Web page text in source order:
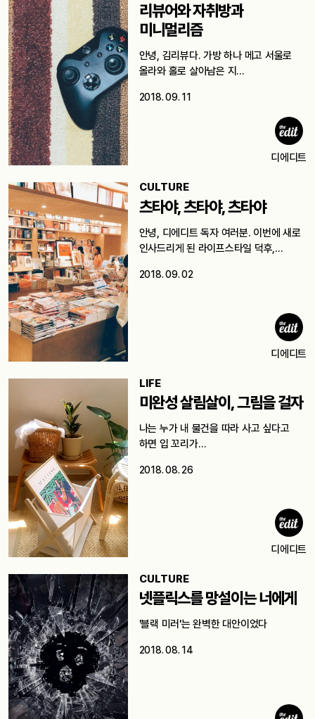
리뷰어와 자취방과
미니멀리즘
안녕, 김리뷰다. 가방 하나 메고 서울로
올라와 홀로 살아남은 지…
2018. 09. 11
디에디트
CULTURE
츠타야, 츠타야, 츠타야
안녕, 디에디트 독자 여러분. 이번에 새로
인사드리게 된 라이프스타일 덕후,…
2018. 09. 02
디에디트
LIFE
미완성 살림살이, 그림을 걸자
나는 누가 내 물건을 따라 사고 싶다고
하면 입 꼬리가…
2018. 08. 26
디에디트
CULTURE
넷플릭스를 망설이는 너에게
'블랙 미러'는 완벽한 대안이었다
2018. 08. 14